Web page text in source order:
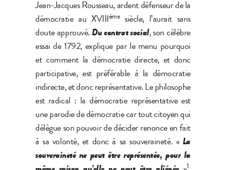
Jean-Jacques Rousseau, ardent défenseur de la
démocratie au XVIIIèmesiècle, l’aurait sans
doute approuvé.Du contrat social, son célèbre
essai de 1792, explique par le menu pourquoi
et comment la démocratie directe, et donc
participative, est préférable à la démocratie
indirecte, et donc représentative. Le philosophe
est radical : la démocratie représentative est
une parodie de démocratie car tout citoyen qui
délègue son pouvoir de décider renonce en fait
à sa volonté, et donc à sa souveraineté. « La
souveraineté ne peut être représentée, pour la
1